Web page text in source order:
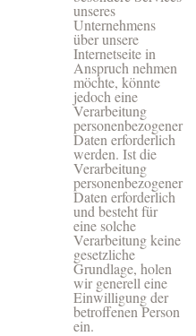
unseres
Unternehmens
über unsere
Internetseite in
Anspruch nehmen
möchte, könnte
jedoch eine
Verarbeitung
personenbezogener
Daten erforderlich
werden. Ist die
Verarbeitung
personenbezogener
Daten erforderlich
und besteht für
eine solche
Verarbeitung keine
gesetzliche
Grundlage, holen
wir generell eine
Einwilligung der
betroffenen Person
ein.